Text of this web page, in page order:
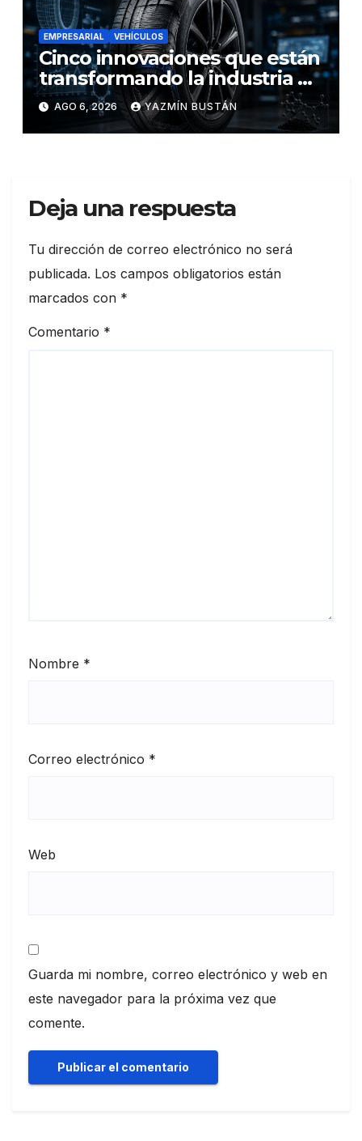
EMPRESARIAL VEHÍCULOS
Cinco innovaciones que están
transformando la industria de
los neumáticos y redefinen el
futuro de la movilidad
AGO 6, 2026 YAZMÍN BUSTÁN
Deja una respuesta
Tu dirección de correo electrónico no será
publicada. Los campos obligatorios están
marcados con *
Comentario *
Nombre *
Correo electrónico *
Web
Guarda mi nombre, correo electrónico y web en
este navegador para la próxima vez que
comente.